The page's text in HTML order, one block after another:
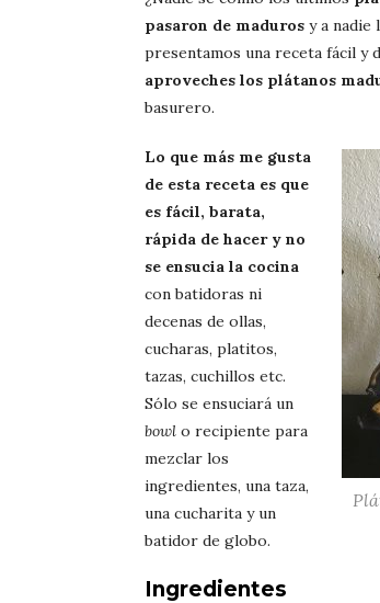
pasaron de maduros y a nadie
presentamos una receta fácil y
aproveches los plátanos
basurero.
Lo que más me gusta
de esta receta es que
es fácil, barata,
rápida de hacer y no
se ensucia la cocina
con batidoras ni
decenas de ollas,
cucharas, platitos,
tazas, cuchillos etc.
Sólo se ensuciará un
bowl o recipiente para
mezclar los
ingredientes, una taza,
una cucharita y un
batidor de globo.
Ingredientes